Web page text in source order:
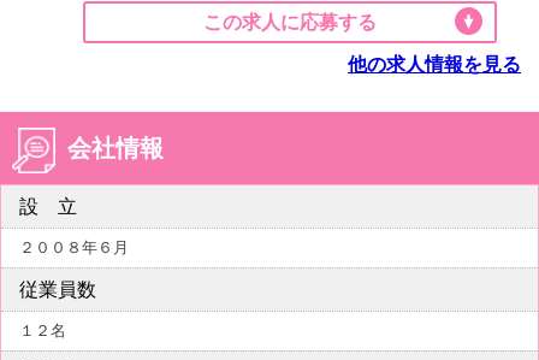
この求人に応募する
他の求人情報を見る
会社情報
設 立
２００８年６月
従業員数
１２名